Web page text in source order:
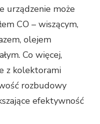
urządzenie może
CO – wiszącym,
olejem
Co więcej,
z kolektorami
rozbudowy
efektywność